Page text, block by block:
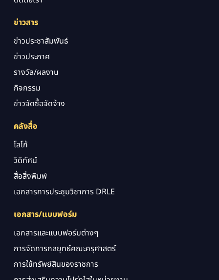
ข่าวสาร
ข่าวประชาสัมพันธ์
ข่าวประกาศ
รางวัล/ผลงาน
กิจกรรม
ข่าวจัดซื้อจัดจ้าง
คลังสื่อ
โลโก้
วิดิทัศน์
สื่อสิ่งพิมพ์
เอกสารการประชุมวิชาการ DRLE
เอกสาร/แบบฟอร์ม
เอกสารและแบบฟอร์มต่างๆ
การจัดการกลยุทธ์คณะครุศาสตร์
การใช้ทรัพย์สินของราชการ